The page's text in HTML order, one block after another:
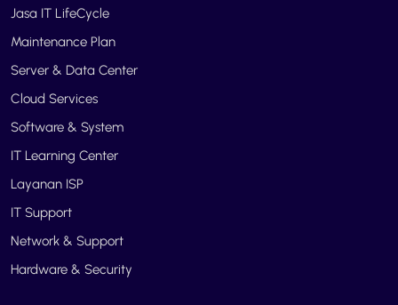
Jasa IT LifeCycle
Maintenance Plan
Server & Data Center
Cloud Services
Software & System
IT Learning Center
Layanan ISP
IT Support
Network & Support
Hardware & Security